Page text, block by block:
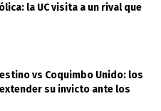
la UC visita a un rival que
vs Coquimbo Unido: los
su invicto ante los